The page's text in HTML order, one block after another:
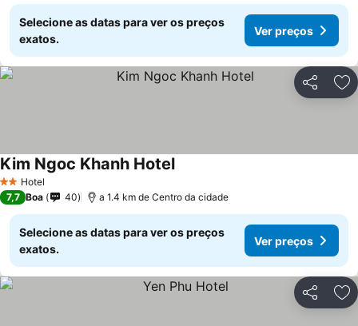
Selecione as datas para ver os preços
exatos.
Ver preços
Partilhar
2 Estrelas
Hotel
Kim Ngoc Khanh Hotel
7,7 Boa 40 a 1.4 km de Centro da cidade
Selecione as datas para ver os preços
exatos.
Ver preços
Partilhar